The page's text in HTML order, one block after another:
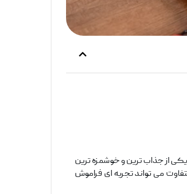
از جذاب ‌ترین و خوشمزه ‌ترین
می ‌تواند تجربه ‌ای فراموش